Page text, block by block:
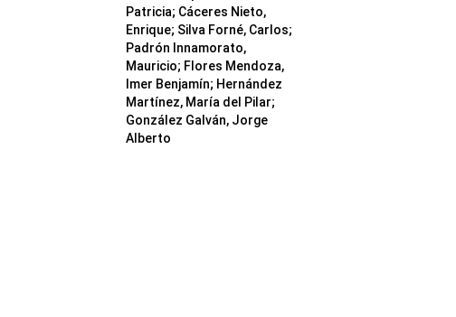
Patricia; Cáceres Nieto,
Enrique; Silva Forné, Carlos;
Padrón Innamorato,
Mauricio; Flores Mendoza,
Imer Benjamín; Hernández
Martínez, María del Pilar;
González Galván, Jorge
Alberto